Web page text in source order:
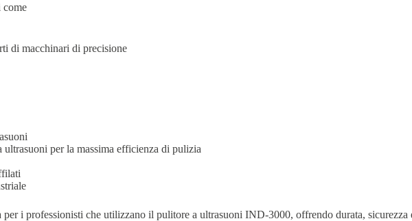
come
di macchinari di precisione
per la massima efficienza di pulizia
per i professionisti che utilizzano il pulitore a ultrasuoni IND-3000, offrendo durata,